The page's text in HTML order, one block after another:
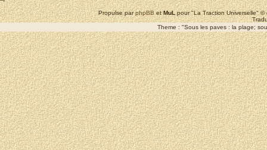
Propulse parphpBBetMuLpour "La Traction Universelle"
Theme : "Sous les paves : la plage;